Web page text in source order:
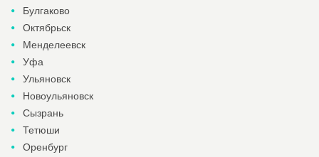
Булгаково
Октябрьск
Менделеевск
Уфа
Ульяновск
Новоульяновск
Сызрань
Тетюши
Оренбург